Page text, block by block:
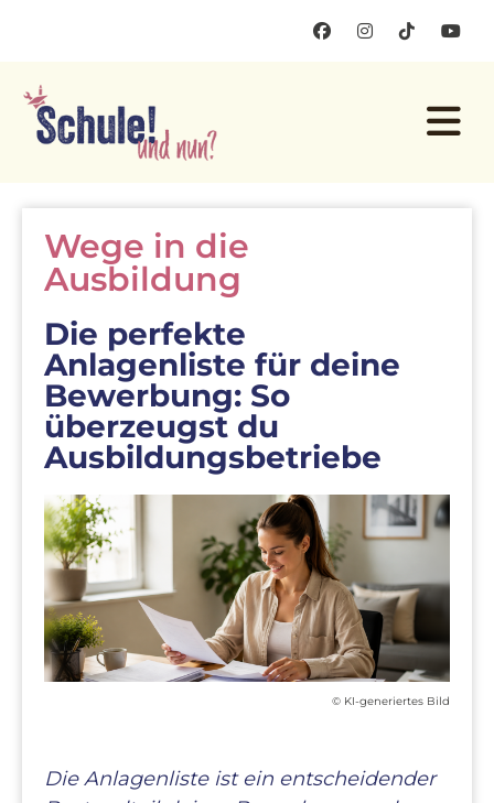
Wege in die
Ausbildung
Die perfekte
Anlagenliste für deine
Bewerbung: So
überzeugst du
Ausbildungsbetriebe
© KI-generiertes Bild
Die Anlagenliste ist ein entscheidender